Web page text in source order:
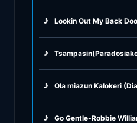
♪ Lookin Out My Back
♪
♪ Ola miazun Kalokeri
♪ Go Gentle-Robbie
Rock Ballads
♪ Rock Music